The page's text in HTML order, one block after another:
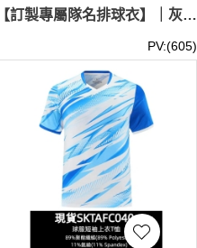
【訂製專屬隊名排球衣】｜灰色撞深藍袖｜前胸印製LOGO｜V型領口剪裁｜兩側線條裝飾｜現貨主推｜排球服專門店 SKTAFC042-FCLOF-254292
PV:(605)